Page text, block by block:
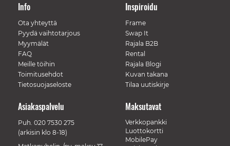
Info
Ota yhteyttä
Pyydä vaihtotarjous
Myymälät
FAQ
Meille töihin
Toimitusehdot
Tietosuojaseloste
Inspiroidu
Frame
Swap It
Rajala B2B
Rental
Rajala Blogi
Kuvan takana
Tilaa uutiskirje
Maksutavat
Verkkopankki
Luottokortti
MobilePay
Asiakaspalvelu
Puh. 020 7530 275
(arkisin klo 8-18)